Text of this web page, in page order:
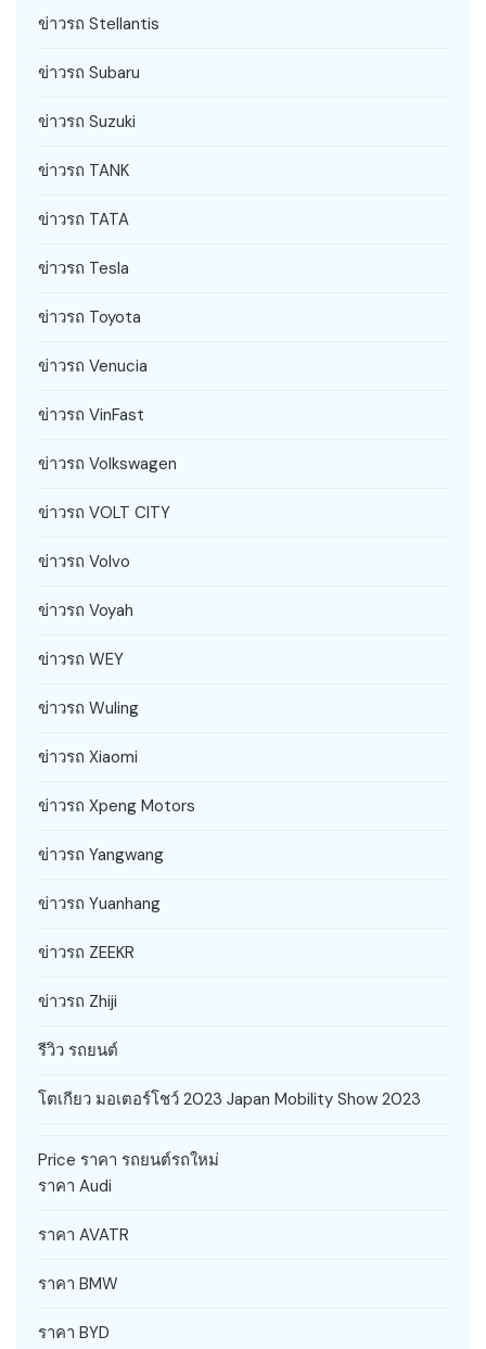
ข่าวรถ Stellantis
ข่าวรถ Subaru
ข่าวรถ Suzuki
ข่าวรถ TANK
ข่าวรถ TATA
ข่าวรถ Tesla
ข่าวรถ Toyota
ข่าวรถ Venucia
ข่าวรถ VinFast
ข่าวรถ Volkswagen
ข่าวรถ VOLT CITY
ข่าวรถ Volvo
ข่าวรถ Voyah
ข่าวรถ WEY
ข่าวรถ Wuling
ข่าวรถ Xiaomi
ข่าวรถ Xpeng Motors
ข่าวรถ Yangwang
ข่าวรถ Yuanhang
ข่าวรถ ZEEKR
ข่าวรถ Zhiji
รีวิว รถยนต์
โตเกียว มอเตอร์โชว์ 2023 Japan Mobility Show 2023
Price ราคา รถยนต์รถใหม่
ราคา Audi
ราคา AVATR
ราคา BMW
ราคา BYD